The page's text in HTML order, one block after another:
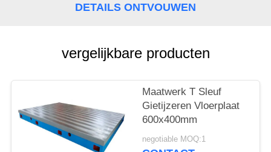
DETAILS ONTVOUWEN
vergelijkbare producten
Maatwerk T Sleuf
Gietijzeren Vloerplaat
600x400mm
negotiable MOQ:1